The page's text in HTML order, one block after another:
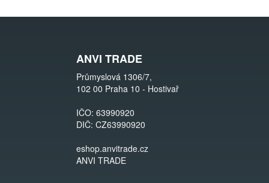
ANVI TRADE
Průmyslová 1306/7,
102 00 Praha 10 - Hostivař
IČO: 63990920
DIČ: CZ63990920
eshop.anvitrade.cz
ANVI TRADE